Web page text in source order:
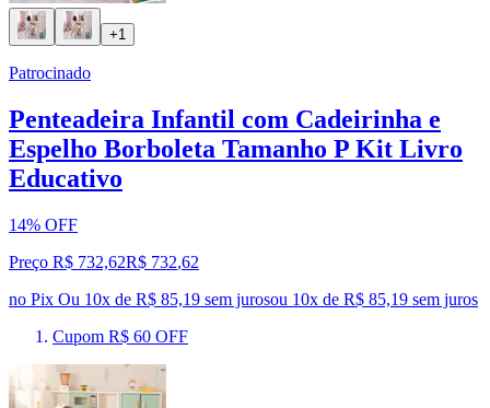
+1
Patrocinado
Penteadeira Infantil com Cadeirinha e
Espelho Borboleta Tamanho P Kit Livro
Educativo
14% OFF
Preço R$ 732,62R$ 732,62
no Pix Ou 10x de R$ 85,19 sem jurosou 10x de R$ 85,19 sem juros
Cupom R$ 60 OFF